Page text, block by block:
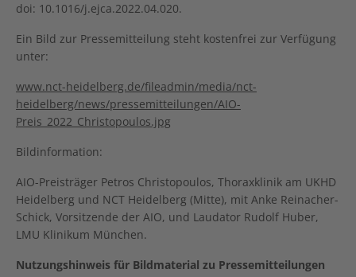
doi: 10.1016/j.ejca.2022.04.020.
Ein Bild zur Pressemitteilung steht kostenfrei zur Verfügung
unter:
www.nct-heidelberg.de/fileadmin/media/nct-
heidelberg/news/pressemitteilungen/AIO-
Preis_2022_Christopoulos.jpg
Bildinformation:
AIO-Preisträger Petros Christopoulos, Thoraxklinik am UKHD
Heidelberg und NCT Heidelberg (Mitte), mit Anke Reinacher-
Schick, Vorsitzende der AIO, und Laudator Rudolf Huber,
LMU Klinikum München.
Nutzungshinweis für Bildmaterial zu Pressemitteilungen